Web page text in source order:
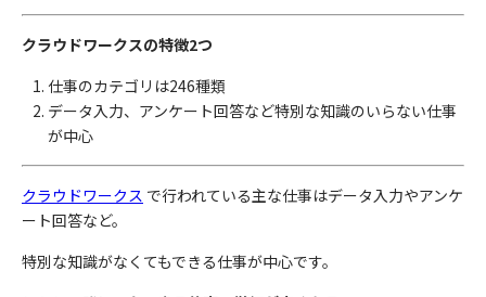
クラウドワークスの特徴2つ
仕事のカテゴリは246種類
データ入力、アンケート回答など特別な知識のいらない仕事
が中心
クラウドワークス で行われている主な仕事はデータ入力やアンケ
ート回答など。
特別な知識がなくてもできる仕事が中心です。